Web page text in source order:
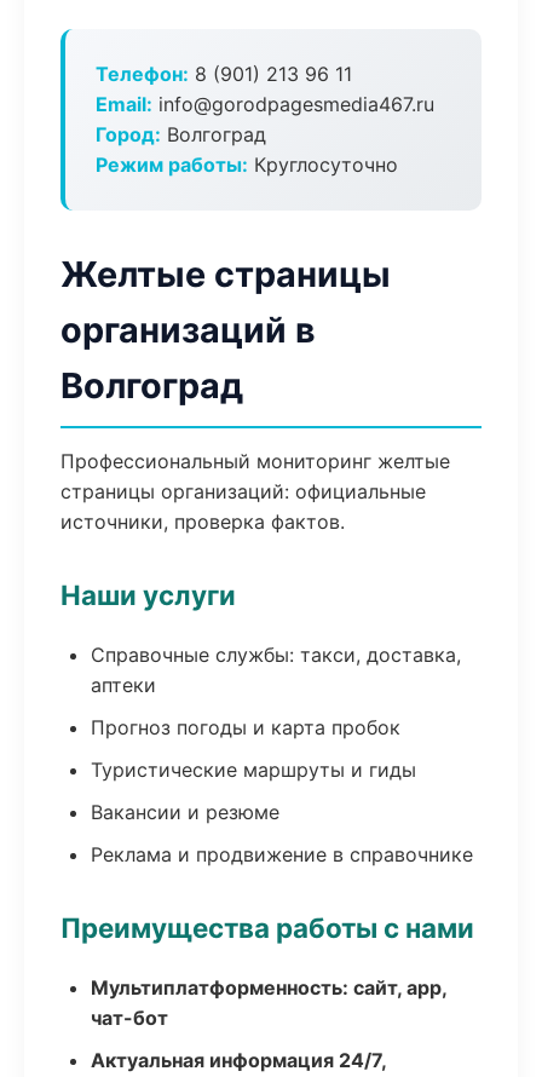
Телефон: 8 (901) 213 96 11
Email: info@gorodpagesmedia467.ru
Город: Волгоград
Режим работы: Круглосуточно
Желтые страницы
организаций в
Волгоград
Профессиональный мониторинг желтые
страницы организаций: официальные
источники, проверка фактов.
Наши услуги
Справочные службы: такси, доставка,
аптеки
Прогноз погоды и карта пробок
Туристические маршруты и гиды
Вакансии и резюме
Реклама и продвижение в справочнике
Преимущества работы с нами
Мультиплатформенность: сайт, app,
чат-бот
Актуальная информация 24/7,